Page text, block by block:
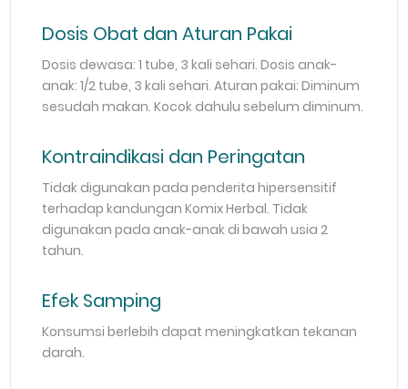
Dosis Obat dan Aturan Pakai
Dosis dewasa: 1 tube, 3 kali sehari. Dosis anak-
anak: 1/2 tube, 3 kali sehari. Aturan pakai: Diminum
sesudah makan. Kocok dahulu sebelum diminum.
Kontraindikasi dan Peringatan
Tidak digunakan pada penderita hipersensitif
terhadap kandungan Komix Herbal. Tidak
digunakan pada anak-anak di bawah usia 2
tahun.
Efek Samping
Konsumsi berlebih dapat meningkatkan tekanan
darah.